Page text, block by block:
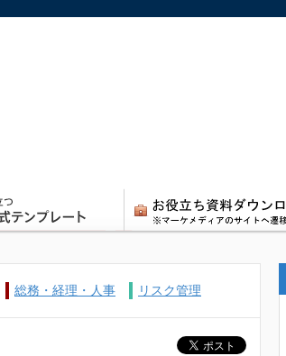
総務・経理・人事 リスク管理